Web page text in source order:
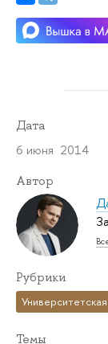
Дата
6 июня 2014
Автор
Рубрики
Темы